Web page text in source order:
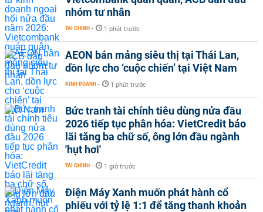
nhóm tư nhân
TÀI CHÍNH - 1 phút trước
AEON bán mảng siêu thị tại Thái Lan,
dồn lực cho ‘cuộc chiến’ tại Việt Nam
KINH DOANH - 1 phút trước
Bức tranh tài chính tiêu dùng nửa đầu
2026 tiếp tục phân hóa: VietCredit báo
lãi tăng ba chữ số, ông lớn đầu ngành
'hụt hơi'
TÀI CHÍNH - 1 giờ trước
Điện Máy Xanh muốn phát hành cổ
phiếu với tỷ lệ 1:1 để tăng thanh khoản